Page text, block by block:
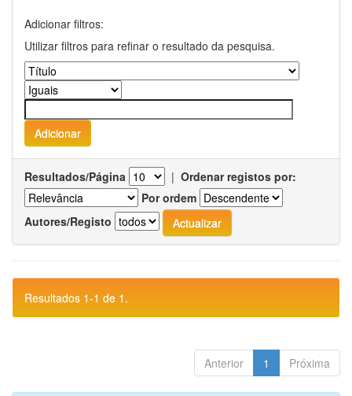
Adicionar filtros:
Utilizar filtros para refinar o resultado da pesquisa.
Resultados/Página | Ordenar registos por:
Por ordem
Autores/Registo
Resultados 1-1 de 1.
Anterior 1 Próxima